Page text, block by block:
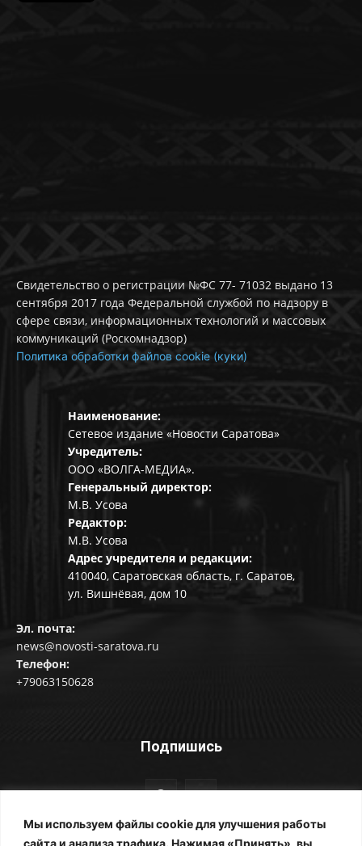
Мы используем файлы cookie для улучшения работы
сайта и анализа трафика. Нажимая «Принять», вы
Свидетельство о регистрации №ФС 77- 71032 выдано 13
сентября 2017 года Федеральной службой по надзору в
сфере связи, информационных технологий и массовых
коммуникаций (Роскомнадзор)
Политика обработки файлов cookie (куки)
Наименование:
Сетевое издание «Новости Саратова»
Учредитель:
ООО «ВОЛГА-МЕДИА».
Генеральный директор:
М.В. Усова
Редактор:
М.В. Усова
Адрес учредителя и редакции:
410040, Саратовская область, г. Саратов,
ул. Вишнёвая, дом 10
Эл. почта:
news@novosti-saratova.ru
Телефон:
+79063150628
Подпишись